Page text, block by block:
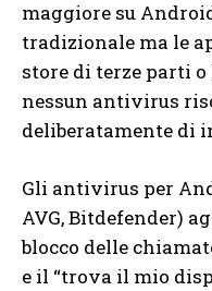
maggiore su
tradizionale ma le
store di terze parti
nessun antivirus
deliberatamente di
Gli antivirus per
AVG, Bitdefender)
blocco delle
e il “trova il mio